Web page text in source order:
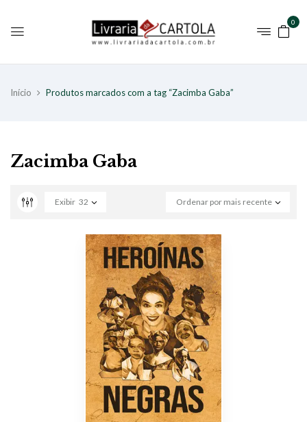
0
Início Produtos marcados com a tag “Zacimba Gaba”
Zacimba Gaba
Ordenar por mais recente
Exibir 32